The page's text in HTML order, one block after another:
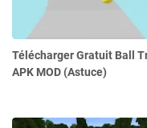
Télécharger Gratuit Ball
APK MOD (Astuce)